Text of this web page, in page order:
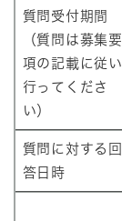
質問受付期間
（質問は募集要
項の記載に従い
行ってくださ
い）
質問に対する回
答日時